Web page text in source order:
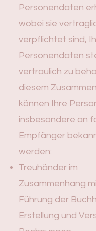
Personendaten
wobei sie
verpflichtet sind,
Personendaten
vertraulich zu
diesem
können Ihre
insbesondere an
Empfänger
werden:
Treuhänder im
Zusammenhang
Führung der
Erstellung und